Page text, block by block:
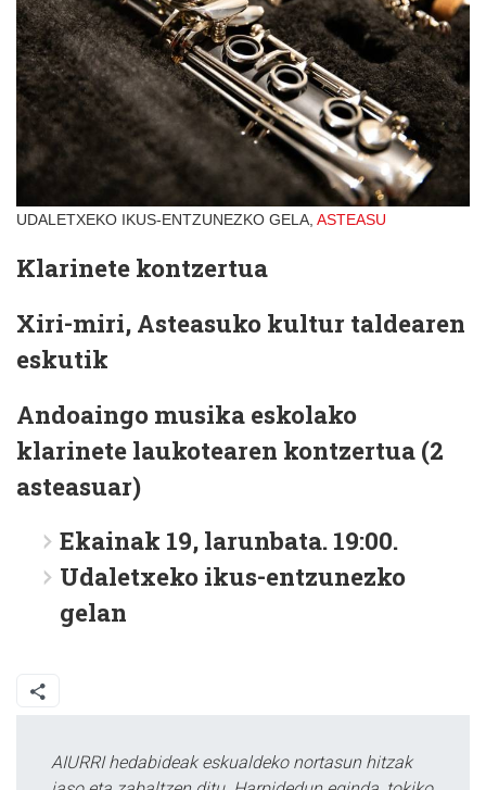
UDALETXEKO IKUS-ENTZUNEZKO GELA, ASTEASU
Klarinete kontzertua
Xiri-miri, Asteasuko kultur taldearen
eskutik
Andoaingo musika eskolako
klarinete laukotearen kontzertua (2
asteasuar)
Ekainak 19, larunbata. 19:00.
Udaletxeko ikus-entzunezko
gelan
AIURRI hedabideak eskualdeko nortasun hitzak